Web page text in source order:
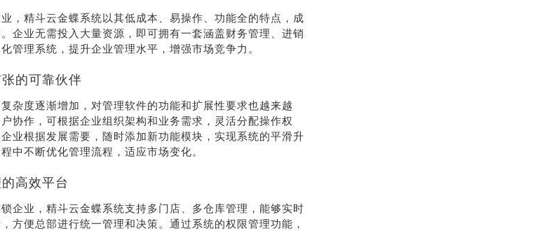
，精斗云金蝶系统以其低成本、易操作、功能全的特点，成
企业无需投入大量资源，即可拥有一套涵盖财务管理、进销
管理系统，提升企业管理水平，增强市场竞争力。
的可靠伙伴
杂度逐渐增加，对管理软件的功能和扩展性要求也越来越
协作，可根据企业组织架构和业务需求，灵活分配操作权
业根据发展需要，随时添加新功能模块，实现系统的平滑升
中不断优化管理流程，适应市场变化。
高效平台
企业，精斗云金蝶系统支持多门店、多仓库管理，能够实时
方便总部进行统一管理和决策。通过系统的权限管理功能，